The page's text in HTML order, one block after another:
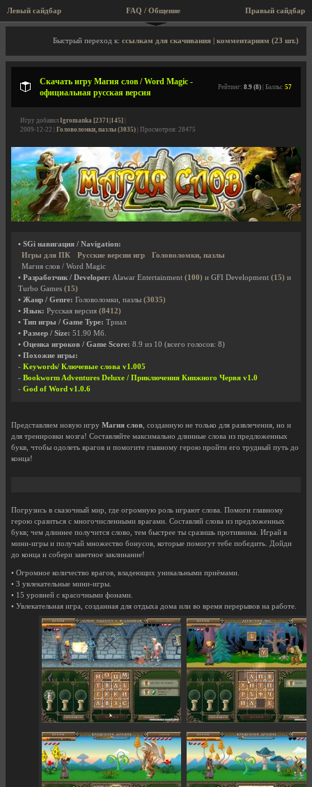
Левый сайдбар Правый сайдбар
FAQ / Общение
Описание игры, скриншоты, видео
Быстрый переход к: ссылкам для скачивания комментариям (23 шт.)
Скачать игру Магия слов / Word Magic -
официальная русская версия
Рейтинг: 8.9 (8) | Баллы: 57
Игру добавил Igromanka [2371|145]
2009-12-22 | Головоломки, пазлы (3035) | Просмотров: 28475
• SGi навигация / Navigation:
Игры для ПК
Русские версии игр
Головоломки, пазлы
Магия слов / Word Magic
• Разработчик / Developer: Alawar Entertainment (100) и GFI Development (15) и
Turbo Games (15)
• Жанр / Genre: Головоломки, пазлы (3035)
• Язык: Русская версия (8412)
• Тип игры / Game Type: Триал
• Размер / Size: 51.90 Мб.
• Оценка игроков / Game Score: 8.9 из 10 (всего голосов: 8)
• Похожие игры:
- Keywords/ Ключевые слова v1.005
- Bookworm Adventures Deluxe / Приключения Книжного Червя v1.0
- God of Word v1.0.6
Представляем новую игру Магия слов, созданную не только для развлечения, но и
для тренировки мозга! Составляйте максимально длинные слова из предложенных
букв, чтобы одолеть врагов и помогите главному герою пройти его трудный путь до
конца!
Погрузись в сказочный мир, где огромную роль играют слова. Помоги главному
герою сразиться с многочисленными врагами. Составляй слова из предложенных
букв; чем длиннее получится слово, тем быстрее ты сразишь противника. Играй в
мини-игры и получай множество бонусов, которые помогут тебе победить. Дойди
до конца и собери заветное заклинание!
• Огромное количество врагов, владеющих уникальными приёмами.
• 3 увлекательные мини-игры.
• 15 уровней с красочными фонами.
• Увлекательная игра, созданная для отдыха дома или во время перерывов на работе.